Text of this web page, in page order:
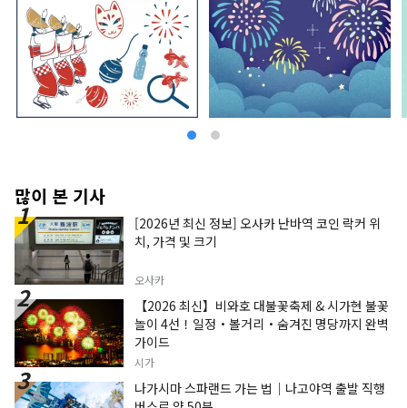
많이 본 기사
[2026년 최신 정보] 오사카 난바역 코인 락커 위
치, 가격 및 크기
오사카
【2026 최신】비와호 대불꽃축제 & 시가현 불꽃
놀이 4선！일정・볼거리・숨겨진 명당까지 완벽
가이드
시가
나가시마 스파랜드 가는 법｜나고야역 출발 직행